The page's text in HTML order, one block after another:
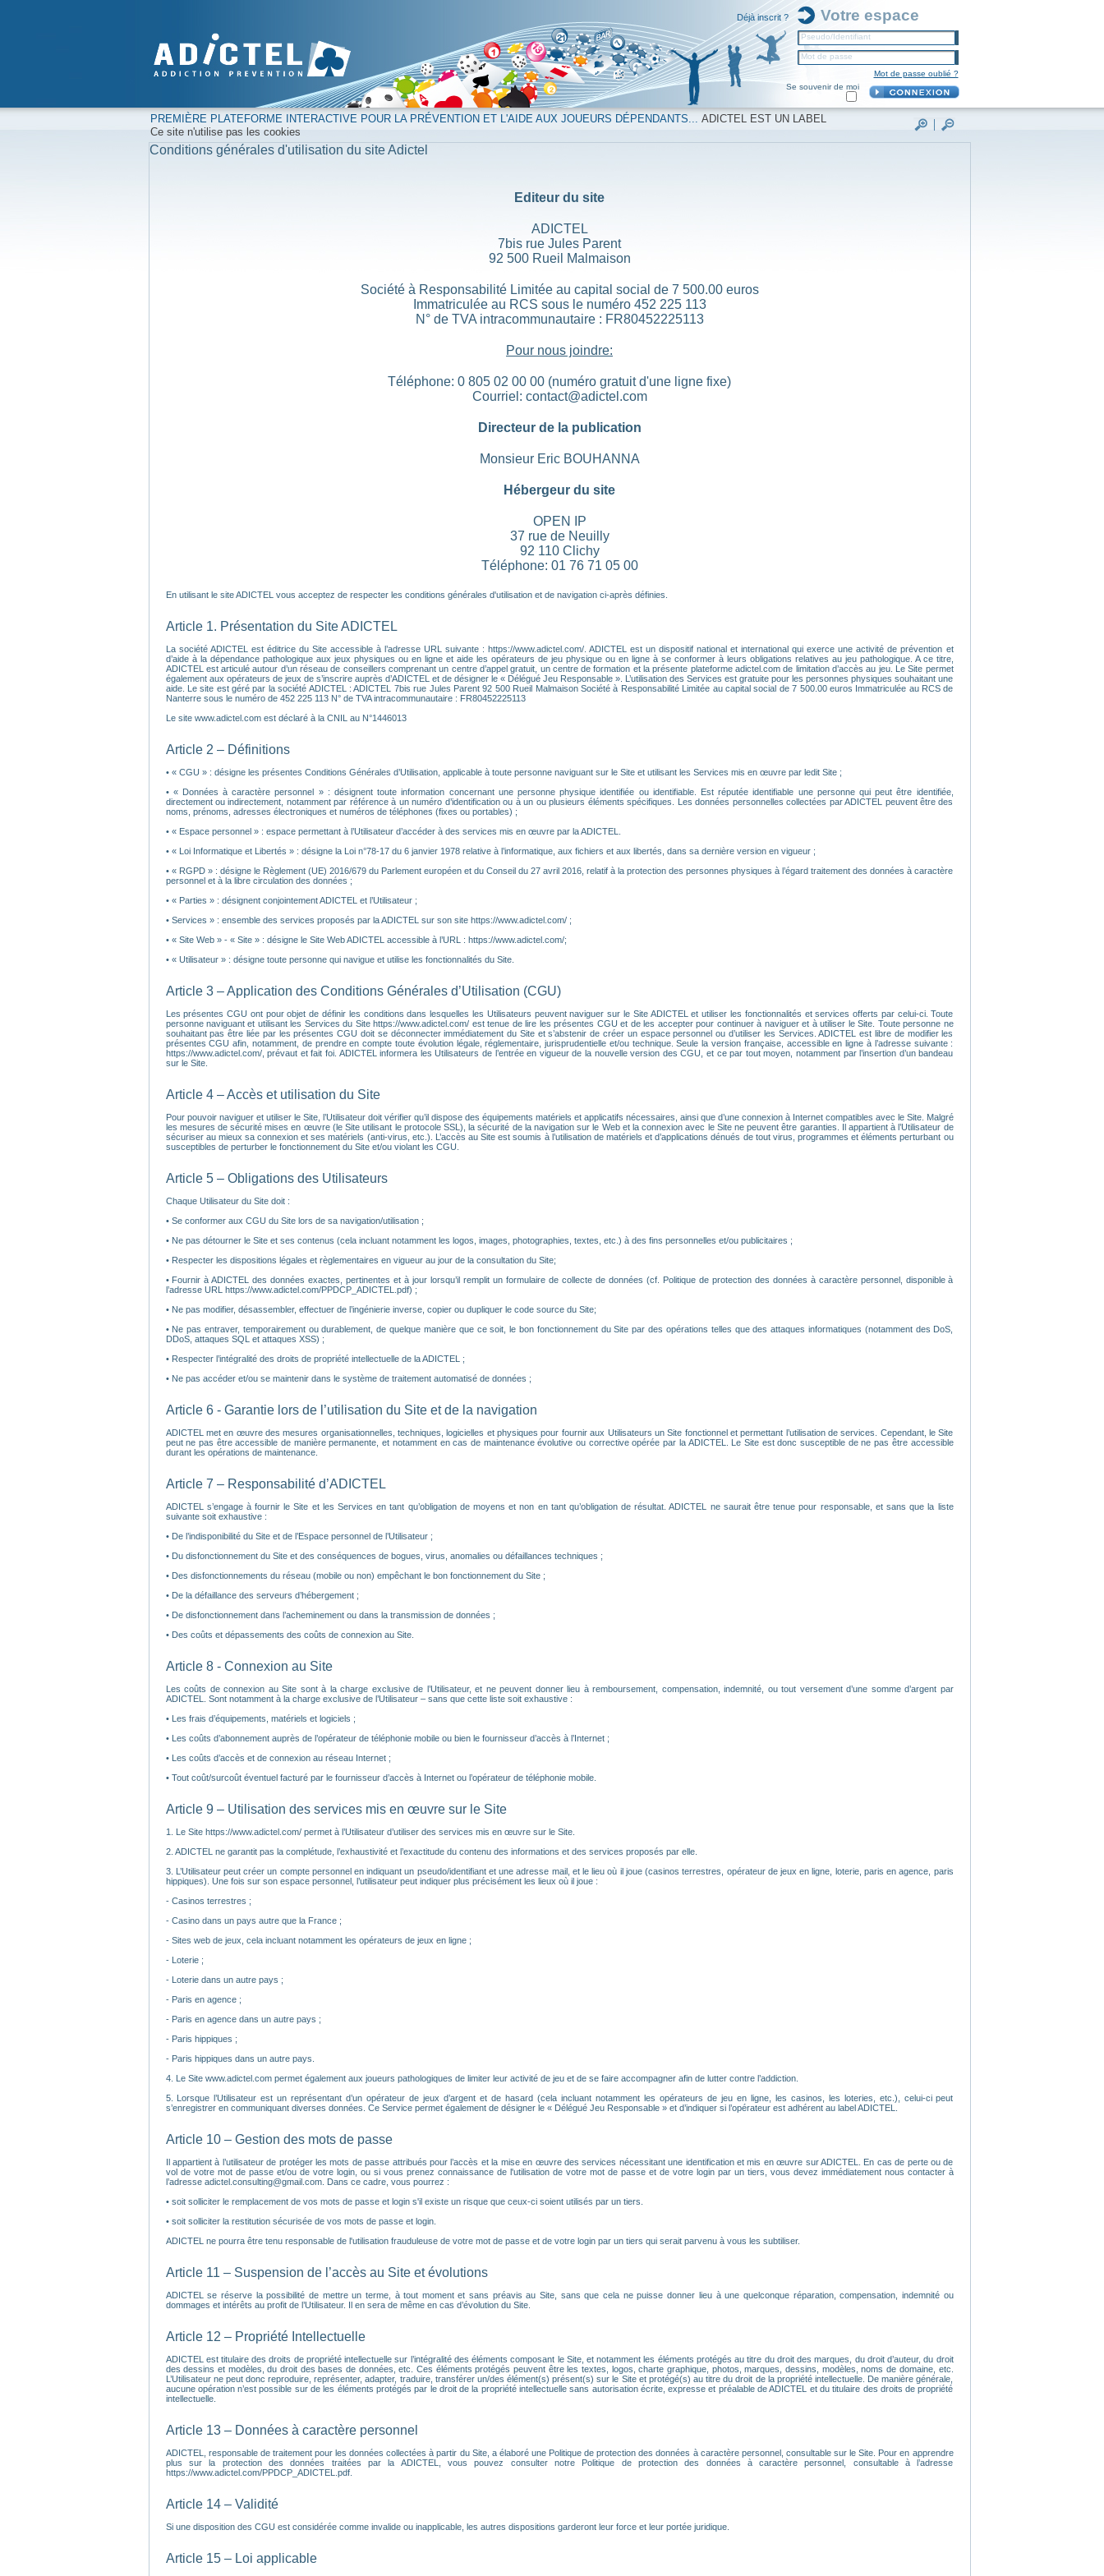
Déjà inscrit ? Votre espace
Pseudo/Identifiant
Mot de passe
Mot de passe oublié ?
Se souvenir de moi
PREMIÈRE PLATEFORME INTERACTIVE POUR LA PRÉVENTION ET L'AIDE AUX JOUEURS DÉPENDANTS... ADICTEL EST UN LABEL
Ce site n'utilise pas les cookies
Conditions générales d'utilisation du site Adictel
Editeur du site
ADICTEL
7bis rue Jules Parent
92 500 Rueil Malmaison
Société à Responsabilité Limitée au capital social de 7 500.00 euros
Immatriculée au RCS sous le numéro 452 225 113
N° de TVA intracommunautaire : FR80452225113
Pour nous joindre:
Téléphone: 0 805 02 00 00 (numéro gratuit d'une ligne fixe)
Courriel: contact@adictel.com
Directeur de la publication
Monsieur Eric BOUHANNA
Hébergeur du site
OPEN IP
37 rue de Neuilly
92 110 Clichy
Téléphone: 01 76 71 05 00
En utilisant le site ADICTEL vous acceptez de respecter les conditions générales d'utilisation et de navigation ci-après définies.
Article 1. Présentation du Site ADICTEL
La société ADICTEL est éditrice du Site accessible à l’adresse URL suivante : https://www.adictel.com/. ADICTEL est un dispositif national et international qui exerce une activité de prévention et
d’aide à la dépendance pathologique aux jeux physiques ou en ligne et aide les opérateurs de jeu physique ou en ligne à se conformer à leurs obligations relatives au jeu pathologique. A ce titre,
ADICTEL est articulé autour d’un réseau de conseillers comprenant un centre d’appel gratuit, un centre de formation et la présente plateforme adictel.com de limitation d’accès au jeu. Le Site permet
également aux opérateurs de jeux de s’inscrire auprès d’ADICTEL et de désigner le « Délégué Jeu Responsable ». L’utilisation des Services est gratuite pour les personnes physiques souhaitant une
aide. Le site est géré par la société ADICTEL : ADICTEL 7bis rue Jules Parent 92 500 Rueil Malmaison Société à Responsabilité Limitée au capital social de 7 500.00 euros Immatriculée au RCS de
Nanterre sous le numéro de 452 225 113 N° de TVA intracommunautaire : FR80452225113
Le site www.adictel.com est déclaré à la CNIL au N°1446013
Article 2 – Définitions
• « CGU » : désigne les présentes Conditions Générales d’Utilisation, applicable à toute personne naviguant sur le Site et utilisant les Services mis en œuvre par ledit Site ;
• « Données à caractère personnel » : désignent toute information concernant une personne physique identifiée ou identifiable. Est réputée identifiable une personne qui peut être identifiée,
directement ou indirectement, notamment par référence à un numéro d’identification ou à un ou plusieurs éléments spécifiques. Les données personnelles collectées par ADICTEL peuvent être des
noms, prénoms, adresses électroniques et numéros de téléphones (fixes ou portables) ;
• « Espace personnel » : espace permettant à l’Utilisateur d’accéder à des services mis en œuvre par la ADICTEL.
• « Loi Informatique et Libertés » : désigne la Loi n°78-17 du 6 janvier 1978 relative à l’informatique, aux fichiers et aux libertés, dans sa dernière version en vigueur ;
• « RGPD » : désigne le Règlement (UE) 2016/679 du Parlement européen et du Conseil du 27 avril 2016, relatif à la protection des personnes physiques à l’égard traitement des données à caractère
personnel et à la libre circulation des données ;
• « Parties » : désignent conjointement ADICTEL et l’Utilisateur ;
• Services » : ensemble des services proposés par la ADICTEL sur son site https://www.adictel.com/ ;
• « Site Web » - « Site » : désigne le Site Web ADICTEL accessible à l’URL : https://www.adictel.com/;
• « Utilisateur » : désigne toute personne qui navigue et utilise les fonctionnalités du Site.
Article 3 – Application des Conditions Générales d’Utilisation (CGU)
Les présentes CGU ont pour objet de définir les conditions dans lesquelles les Utilisateurs peuvent naviguer sur le Site ADICTEL et utiliser les fonctionnalités et services offerts par celui-ci. Toute
personne naviguant et utilisant les Services du Site https://www.adictel.com/ est tenue de lire les présentes CGU et de les accepter pour continuer à naviguer et à utiliser le Site. Toute personne ne
souhaitant pas être liée par les présentes CGU doit se déconnecter immédiatement du Site et s’abstenir de créer un espace personnel ou d’utiliser les Services. ADICTEL est libre de modifier les
présentes CGU afin, notamment, de prendre en compte toute évolution légale, réglementaire, jurisprudentielle et/ou technique. Seule la version française, accessible en ligne à l’adresse suivante :
https://www.adictel.com/, prévaut et fait foi. ADICTEL informera les Utilisateurs de l’entrée en vigueur de la nouvelle version des CGU, et ce par tout moyen, notamment par l’insertion d’un bandeau
sur le Site.
Article 4 – Accès et utilisation du Site
Pour pouvoir naviguer et utiliser le Site, l’Utilisateur doit vérifier qu’il dispose des équipements matériels et applicatifs nécessaires, ainsi que d’une connexion à Internet compatibles avec le Site. Malgré
les mesures de sécurité mises en œuvre (le Site utilisant le protocole SSL), la sécurité de la navigation sur le Web et la connexion avec le Site ne peuvent être garanties. Il appartient à l’Utilisateur de
sécuriser au mieux sa connexion et ses matériels (anti-virus, etc.). L’accès au Site est soumis à l’utilisation de matériels et d’applications dénués de tout virus, programmes et éléments perturbant ou
susceptibles de perturber le fonctionnement du Site et/ou violant les CGU.
Article 5 – Obligations des Utilisateurs
Chaque Utilisateur du Site doit :
• Se conformer aux CGU du Site lors de sa navigation/utilisation ;
• Ne pas détourner le Site et ses contenus (cela incluant notamment les logos, images, photographies, textes, etc.) à des fins personnelles et/ou publicitaires ;
• Respecter les dispositions légales et règlementaires en vigueur au jour de la consultation du Site;
• Fournir à ADICTEL des données exactes, pertinentes et à jour lorsqu’il remplit un formulaire de collecte de données (cf. Politique de protection des données à caractère personnel, disponible à
l’adresse URL https://www.adictel.com/PPDCP_ADICTEL.pdf) ;
• Ne pas modifier, désassembler, effectuer de l’ingénierie inverse, copier ou dupliquer le code source du Site;
• Ne pas entraver, temporairement ou durablement, de quelque manière que ce soit, le bon fonctionnement du Site par des opérations telles que des attaques informatiques (notamment des DoS,
DDoS, attaques SQL et attaques XSS) ;
• Respecter l’intégralité des droits de propriété intellectuelle de la ADICTEL ;
• Ne pas accéder et/ou se maintenir dans le système de traitement automatisé de données ;
Article 6 - Garantie lors de l’utilisation du Site et de la navigation
ADICTEL met en œuvre des mesures organisationnelles, techniques, logicielles et physiques pour fournir aux Utilisateurs un Site fonctionnel et permettant l’utilisation de services. Cependant, le Site
peut ne pas être accessible de manière permanente, et notamment en cas de maintenance évolutive ou corrective opérée par la ADICTEL. Le Site est donc susceptible de ne pas être accessible
durant les opérations de maintenance.
Article 7 – Responsabilité d’ADICTEL
ADICTEL s’engage à fournir le Site et les Services en tant qu’obligation de moyens et non en tant qu’obligation de résultat. ADICTEL ne saurait être tenue pour responsable, et sans que la liste
suivante soit exhaustive :
• De l’indisponibilité du Site et de l’Espace personnel de l’Utilisateur ;
• Du disfonctionnement du Site et des conséquences de bogues, virus, anomalies ou défaillances techniques ;
• Des disfonctionnements du réseau (mobile ou non) empêchant le bon fonctionnement du Site ;
• De la défaillance des serveurs d’hébergement ;
• De disfonctionnement dans l’acheminement ou dans la transmission de données ;
• Des coûts et dépassements des coûts de connexion au Site.
Article 8 - Connexion au Site
Les coûts de connexion au Site sont à la charge exclusive de l’Utilisateur, et ne peuvent donner lieu à remboursement, compensation, indemnité, ou tout versement d’une somme d’argent par
ADICTEL. Sont notamment à la charge exclusive de l’Utilisateur – sans que cette liste soit exhaustive :
• Les frais d’équipements, matériels et logiciels ;
• Les coûts d’abonnement auprès de l’opérateur de téléphonie mobile ou bien le fournisseur d’accès à l’Internet ;
• Les coûts d’accès et de connexion au réseau Internet ;
• Tout coût/surcoût éventuel facturé par le fournisseur d’accès à Internet ou l’opérateur de téléphonie mobile.
Article 9 – Utilisation des services mis en œuvre sur le Site
1. Le Site https://www.adictel.com/ permet à l’Utilisateur d’utiliser des services mis en œuvre sur le Site.
2. ADICTEL ne garantit pas la complétude, l’exhaustivité et l’exactitude du contenu des informations et des services proposés par elle.
3. L’Utilisateur peut créer un compte personnel en indiquant un pseudo/identifiant et une adresse mail, et le lieu où il joue (casinos terrestres, opérateur de jeux en ligne, loterie, paris en agence, paris
hippiques). Une fois sur son espace personnel, l’utilisateur peut indiquer plus précisément les lieux où il joue :
- Casinos terrestres ;
- Casino dans un pays autre que la France ;
- Sites web de jeux, cela incluant notamment les opérateurs de jeux en ligne ;
- Loterie ;
- Loterie dans un autre pays ;
- Paris en agence ;
- Paris en agence dans un autre pays ;
- Paris hippiques ;
- Paris hippiques dans un autre pays.
4. Le Site www.adictel.com permet également aux joueurs pathologiques de limiter leur activité de jeu et de se faire accompagner afin de lutter contre l’addiction.
5. Lorsque l’Utilisateur est un représentant d’un opérateur de jeux d’argent et de hasard (cela incluant notamment les opérateurs de jeu en ligne, les casinos, les loteries, etc.), celui-ci peut
s’enregistrer en communiquant diverses données. Ce Service permet également de désigner le « Délégué Jeu Responsable » et d’indiquer si l’opérateur est adhérent au label ADICTEL.
Article 10 – Gestion des mots de passe
Il appartient à l’utilisateur de protéger les mots de passe attribués pour l’accès et la mise en œuvre des services nécessitant une identification et mis en œuvre sur ADICTEL. En cas de perte ou de
vol de votre mot de passe et/ou de votre login, ou si vous prenez connaissance de l'utilisation de votre mot de passe et de votre login par un tiers, vous devez immédiatement nous contacter à
l’adresse adictel.consulting@gmail.com. Dans ce cadre, vous pourrez :
• soit solliciter le remplacement de vos mots de passe et login s'il existe un risque que ceux-ci soient utilisés par un tiers.
• soit solliciter la restitution sécurisée de vos mots de passe et login.
ADICTEL ne pourra être tenu responsable de l'utilisation frauduleuse de votre mot de passe et de votre login par un tiers qui serait parvenu à vous les subtiliser.
Article 11 – Suspension de l’accès au Site et évolutions
ADICTEL se réserve la possibilité de mettre un terme, à tout moment et sans préavis au Site, sans que cela ne puisse donner lieu à une quelconque réparation, compensation, indemnité ou
dommages et intérêts au profit de l’Utilisateur. Il en sera de même en cas d’évolution du Site.
Article 12 – Propriété Intellectuelle
ADICTEL est titulaire des droits de propriété intellectuelle sur l’intégralité des éléments composant le Site, et notamment les éléments protégés au titre du droit des marques, du droit d’auteur, du droit
des dessins et modèles, du droit des bases de données, etc. Ces éléments protégés peuvent être les textes, logos, charte graphique, photos, marques, dessins, modèles, noms de domaine, etc.
L’Utilisateur ne peut donc reproduire, représenter, adapter, traduire, transférer un/des élément(s) présent(s) sur le Site et protégé(s) au titre du droit de la propriété intellectuelle. De manière générale,
aucune opération n’est possible sur de les éléments protégés par le droit de la propriété intellectuelle sans autorisation écrite, expresse et préalable de ADICTEL et du titulaire des droits de propriété
intellectuelle.
Article 13 – Données à caractère personnel
ADICTEL, responsable de traitement pour les données collectées à partir du Site, a élaboré une Politique de protection des données à caractère personnel, consultable sur le Site. Pour en apprendre
plus sur la protection des données traitées par la ADICTEL, vous pouvez consulter notre Politique de protection des données à caractère personnel, consultable à l’adresse
https://www.adictel.com/PPDCP_ADICTEL.pdf.
Article 14 – Validité
Si une disposition des CGU est considérée comme invalide ou inapplicable, les autres dispositions garderont leur force et leur portée juridique.
Article 15 – Loi applicable